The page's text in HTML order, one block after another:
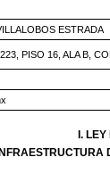
ESTRADA
223, PISO 16, ALA B,
I. LEY
INFRAESTRUCTURA